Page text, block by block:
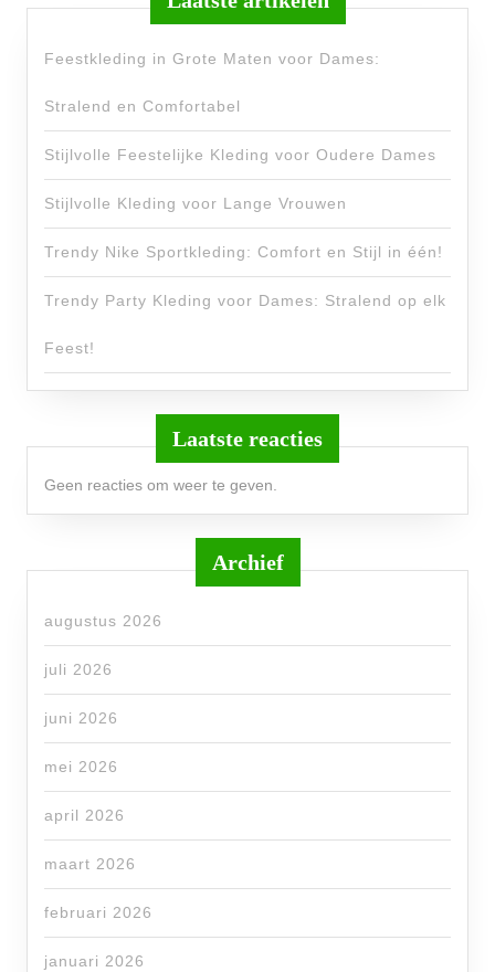
Feestkleding in Grote Maten voor Dames:
Stralend en Comfortabel
Stijlvolle Feestelijke Kleding voor Oudere Dames
Stijlvolle Kleding voor Lange Vrouwen
Trendy Nike Sportkleding: Comfort en Stijl in één!
Trendy Party Kleding voor Dames: Stralend op elk
Feest!
Laatste reacties
Geen reacties om weer te geven.
Archief
augustus 2026
juli 2026
juni 2026
mei 2026
april 2026
maart 2026
februari 2026
januari 2026